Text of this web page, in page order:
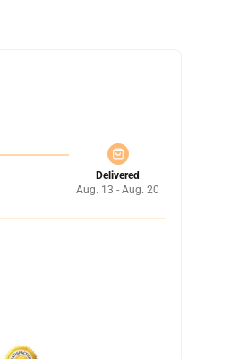
Delivered
Aug. 13 - Aug. 20